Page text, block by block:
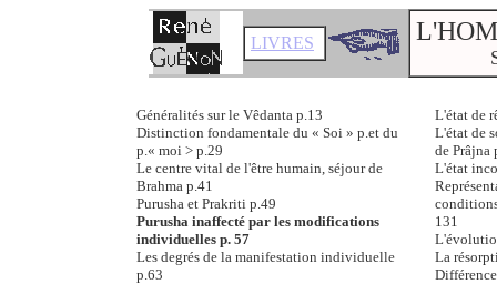
LIVRES
Généralités sur le Vêdanta p.13
Distinction fondamentale du « Soi » p.et du
p.« moi > p.29
Le centre vital de l'être humain, séjour de
Brahma p.41
Purusha et Prakriti p.49
Purusha inaffecté par les modifications
individuelles p. 57
Les degrés de la manifestation individuelle
p.63
L'état de
L'état de
de Prâjna
L'état
131
La